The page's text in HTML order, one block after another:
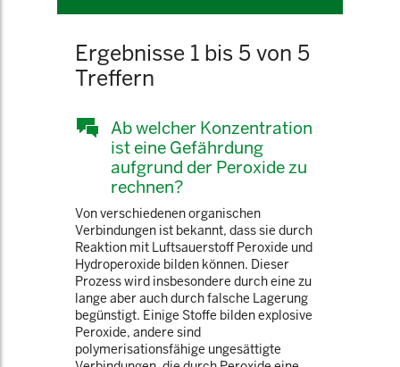
Ergebnisse 1 bis 5 von 5
Treffern
Ab welcher Konzentration
ist eine Gefährdung
aufgrund der Peroxide zu
rechnen?
Von verschiedenen organischen
Verbindungen ist bekannt, dass sie durch
Reaktion mit Luftsauerstoff Peroxide und
Hydroperoxide bilden können. Dieser
Prozess wird insbesondere durch eine zu
lange aber auch durch falsche Lagerung
begünstigt. Einige Stoffe bilden explosive
Peroxide, andere sind
polymerisationsfähige ungesättigte